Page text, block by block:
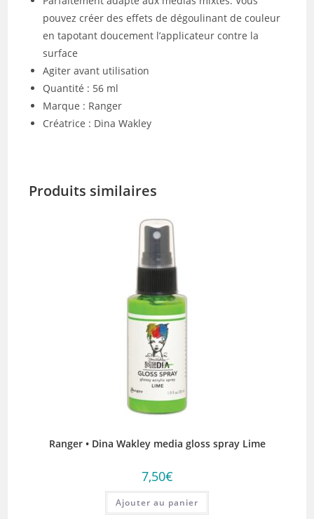
pouvez créer des effets de dégoulinant de couleur
en tapotant doucement l’applicateur contre la
surface
Agiter avant utilisation
Quantité : 56 ml
Marque : Ranger
Créatrice : Dina Wakley
Produits similaires
Ranger • Dina Wakley media gloss spray Lime
7,50€
Ajouter au panier